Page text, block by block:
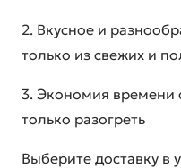
2. Вкусное и
только из свежих и
3. Экономия времени
только разогреть
Выберите доставку в